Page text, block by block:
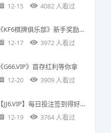
12-15
4082 人看过
《KF6棋牌俱乐部》新手奖励；升级为正式账号送5金币
12-17
3972 人看过
《G66.VIP》首存红利等你拿
12-20
3909 人看过
【JJ6.VIP】每日投注签到得好礼
12-19
3764 人看过